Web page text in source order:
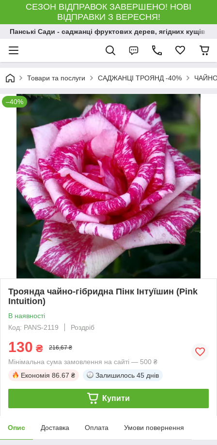
СЕЗОН ВІДПРАВОК ЗАВЕРШЕНО! НОВІ
ВІДПРАВКИ З ВЕРЕСНЯ!
Панські Сади - саджанці фруктових дерев, ягідних кущів і
Товари та послуги САДЖАНЦІ ТРОЯНД -40%
–40%
Троянда чайно-гібридна Пінк Інтуїшин (Pink
Intuition)
В наявності
Код: PANS-2119
Роздріб
130 ₴ 216,67 ₴
Мінімальна сума замовлення на сайті — 500 ₴
Економія 86.67 ₴ Залишилось 45 днів
Купити
Опис Доставка Оплата Умови повернення